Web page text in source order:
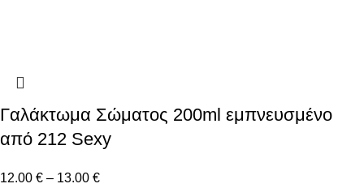
Γαλάκτωμα Σώματος 200ml εμπνευσμένο
από 212 Sexy
12.00 € – 13.00 €